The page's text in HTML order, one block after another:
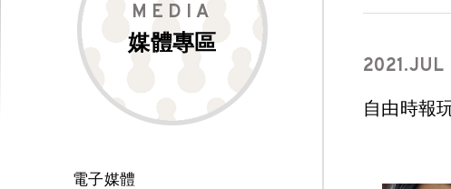
MEDIA
媒體專區
電子媒體
2021.JUL
自由時報